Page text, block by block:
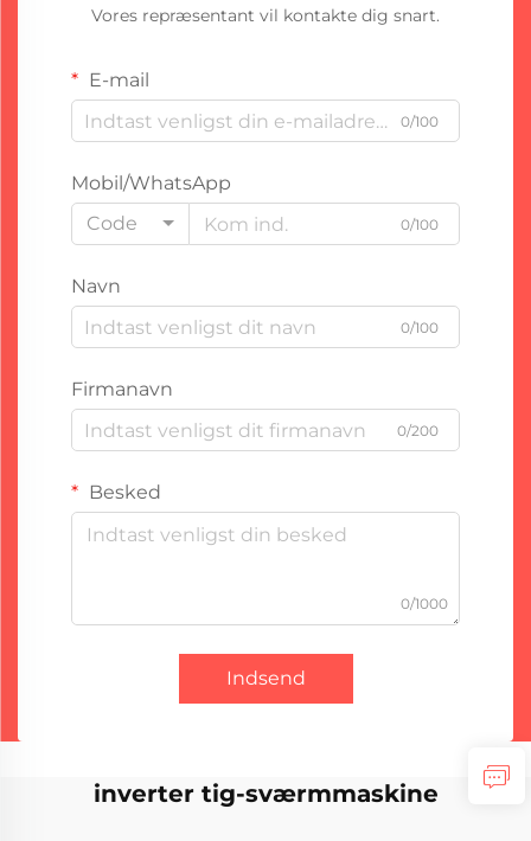
Vores repræsentant vil kontakte dig snart.
E-mail
0/100
Mobil/WhatsApp
Code
0/100
Navn
0/100
Firmanavn
0/200
Besked
0/1000
Indsend
inverter tig-sværmmaskine